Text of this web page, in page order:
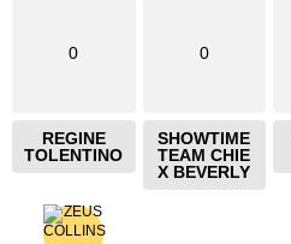
0
REGINE
TOLENTINO
0
SHOWTIME
TEAM CHIE
X BEVERLY